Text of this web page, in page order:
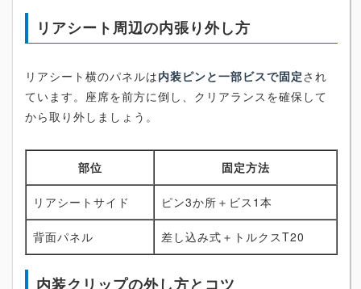
リアシート周辺の内張り外し方
リアシート横のパネルは内装ピンと一部ビスで固定され
ています。座席を前方に倒し、クリアランスを確保して
から取り外しましょう。
部位 固定方法
リアシートサイド ピン3か所＋ビス1本
背面パネル 差し込み式＋トルクスT20
内装クリップの外し方とコツ